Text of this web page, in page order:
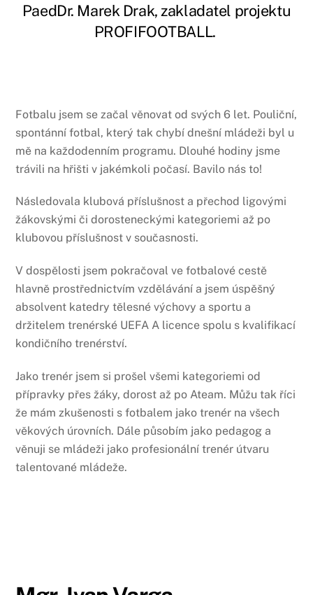
PaedDr. Marek Drak, zakladatel projektu
PROFIFOOTBALL.
Fotbalu jsem se začal věnovat od svých 6 let. Pouliční,
spontánní fotbal, který tak chybí dnešní mládeži byl u
mě na každodenním programu. Dlouhé hodiny jsme
trávili na hřišti v jakémkoli počasí. Bavilo nás to!
Následovala klubová příslušnost a přechod ligovými
žákovskými či dorosteneckými kategoriemi až po
klubovou příslušnost v současnosti.
V dospělosti jsem pokračoval ve fotbalové cestě
hlavně prostřednictvím vzdělávání a jsem úspěšný
absolvent katedry tělesné výchovy a sportu a
držitelem trenérské UEFA A licence spolu s kvalifikací
kondičního trenérství.
Jako trenér jsem si prošel všemi kategoriemi od
přípravky přes žáky, dorost až po Ateam. Můžu tak říci
že mám zkušenosti s fotbalem jako trenér na všech
věkových úrovních. Dále působím jako pedagog a
věnuji se mládeži jako profesionální trenér útvaru
talentované mládeže.